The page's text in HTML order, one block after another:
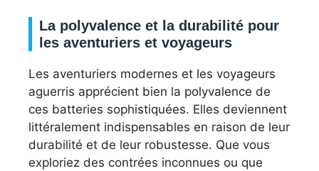
La polyvalence et la durabilité pour
les aventuriers et voyageurs
Les aventuriers modernes et les voyageurs
aguerris apprécient bien la polyvalence de
ces batteries sophistiquées. Elles deviennent
littéralement indispensables en raison de leur
durabilité et de leur robustesse. Que vous
exploriez des contrées inconnues ou que